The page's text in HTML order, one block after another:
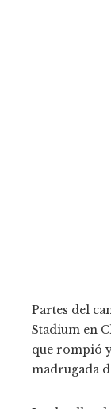
Partes del
Stadium en
que rompió
madrugada